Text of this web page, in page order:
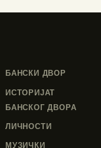
БАНСКИ ДВОР
ИСТОРИЈАТ
БАНСКОГ ДВОРА
ЛИЧНОСТИ
МУЗИЧКИ